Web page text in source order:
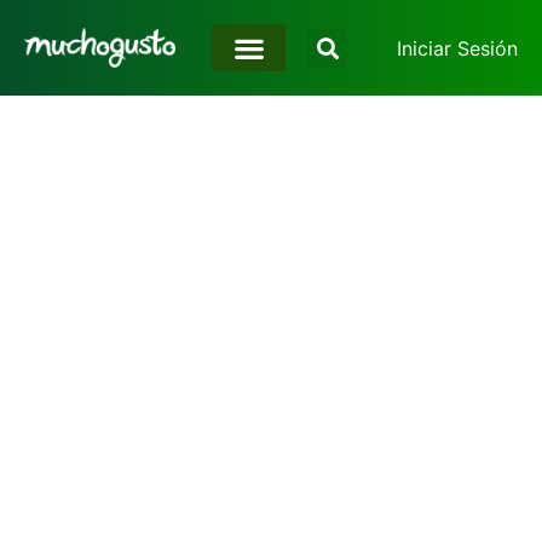
Iniciar Sesión